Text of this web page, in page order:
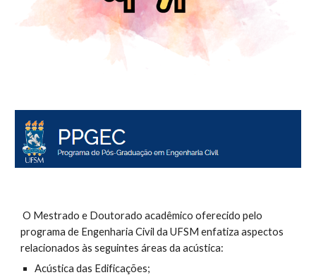
O Mestrado e Doutorado acadêmico oferecido pelo
programa de Engenharia Civil da UFSM enfatiza aspectos
relacionados às seguintes áreas da acústica:
Acústica das Edificações;